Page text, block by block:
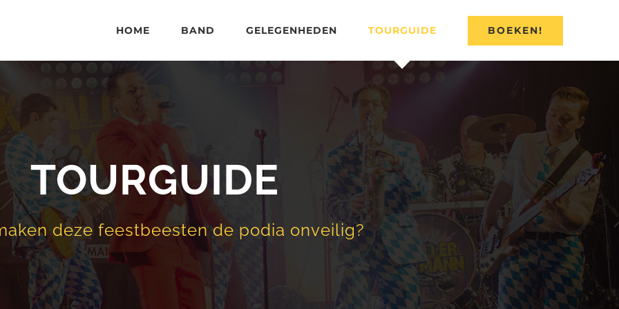
HOME BAND GELEGENHEDEN TOURGUIDE BOEKEN!
TOURGUIDE
deze feestbeesten de podia onveilig?